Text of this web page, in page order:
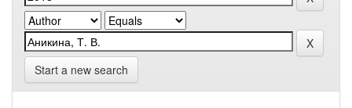
Start a new search